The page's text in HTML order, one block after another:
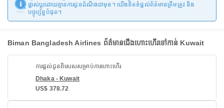
ផ្លាស់ប្តូរដោយគ្មានការជូនដំណឹងជាមុន។ យើងខិតខំផ្តល់ព័ត៌មានត្រឹមត្រូវ និង
បច្ចុប្បន្នបំផុត។
Biman Bangladesh Airlines ព័ត៌មានជើងហោះហើរទៅកាន់ Kuwait
ការផ្តល់ជូនពិសេសសម្រាប់ការហោះហើរ
Dhaka - Kuwait
US$ 378.72